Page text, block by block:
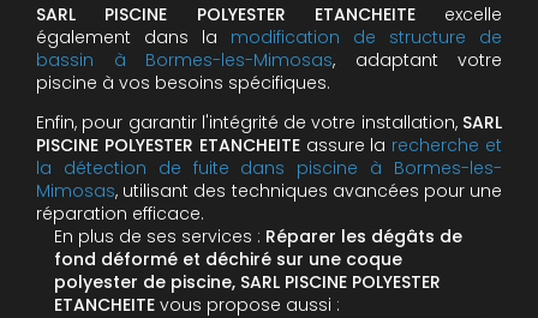
SARL PISCINE POLYESTER ETANCHEITEexcelle
également dans la modification de structure de
bassin à Bormes-les-Mimosas, adaptant votre
piscine à vos besoins spécifiques.
Enfin, pour garantir l'intégrité de votre installation, SARL
PISCINE POLYESTER ETANCHEITEassure la recherche et
la détection de fuite dans piscine à Bormes-les-
Mimosas, utilisant des techniques avancées pour une
réparation efficace.
En plus de ses services : Réparer les dégâts de
fond déformé et déchiré sur une coque
polyester de piscine, SARL PISCINE POLYESTER
ETANCHEITE vous propose aussi :